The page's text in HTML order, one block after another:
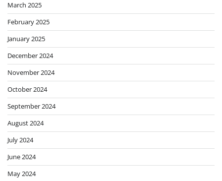
March 2025
February 2025
January 2025
December 2024
November 2024
October 2024
September 2024
August 2024
July 2024
June 2024
May 2024